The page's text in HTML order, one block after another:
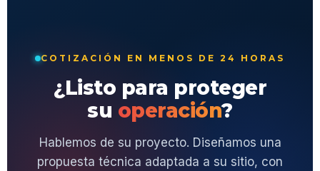
COTIZACIÓN EN MENOS DE 24 HORAS
¿Listo para proteger
su operación?
Hablemos de su proyecto. Diseñamos una
propuesta técnica adaptada a su sitio, con